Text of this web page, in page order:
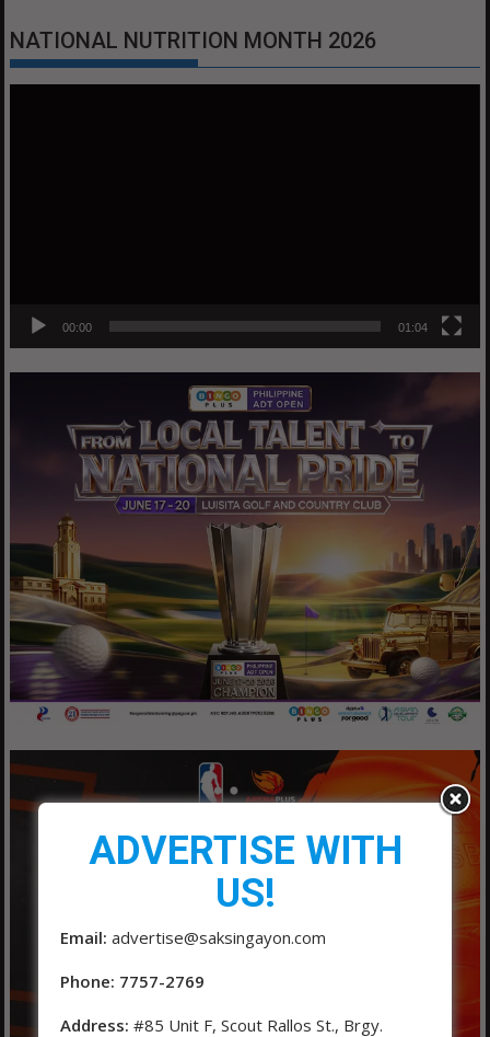
NATIONAL NUTRITION MONTH 2026
00:00 01:04
ADVERTISE WITH
US!
Email: advertise@saksingayon.com
Phone: 7757-2769
Address: #85 Unit F, Scout Rallos St., Brgy.